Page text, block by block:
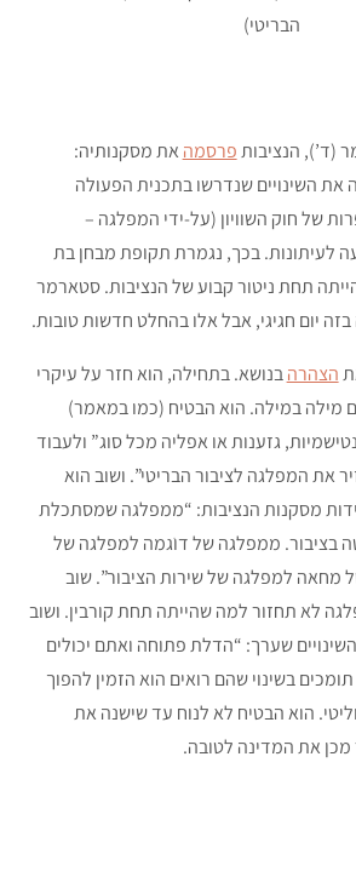
הבריטי)
(ד’), הנציבותפרסמה את מסקנותיה:
את השינויים שנדרשו בתכנית הפעולה
של חוק השוויון (על-ידי המפלגה –
לעיתונות. בכך, נגמרת תקופת מבחן בת
תחת ניטור קבוע של הנציבות. סטארמר
יום חגיגי, אבל אלו בהחלט חדשות טובות.
הצהרהבנושא. בתחילה, הוא חזר על עיקרי
מילה במילה. הוא הבטיח (כמו במאמר)
גזענות או אפליה מכל סוג” ולעבוד
את המפלגה לציבור הבריטי”. ושוב הוא
מסקנות הנציבות: “ממפלגה שמסתכלת
בציבור. ממפלגה של דוֺגמה למפלגה של
מחאה למפלגה של שירות הציבור”. שוב
לא תחזור למה שהייתה תחת קורבין. ושוב
שערך: “הדלת פתוחה ואתם יכולים
בשינוי שהם רואים הוא הזמין להפוך
הוא הבטיח לא לנוח עד שישנה את
את המדינה לטובה.